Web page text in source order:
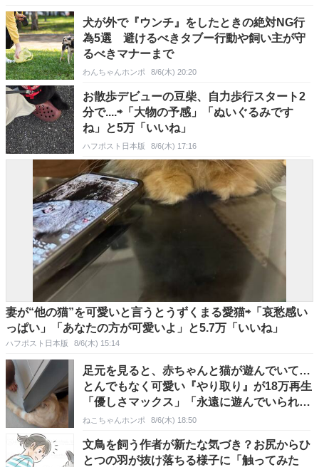
犬が外で『ウンチ』をしたときの絶対NG行
為5選 避けるべきタブー行動や飼い主が守
るべきマナーまで
わんちゃんホンポ 8/6(木) 20:20
お散歩デビューの豆柴、自力歩行スタート2
分で....⇨「大物の予感」「ぬいぐるみです
ね」と5万「いいね」
ハフポスト日本版 8/6(木) 17:16
妻が“他の猫”を可愛いと言うとうずくまる愛猫⇨「哀愁感い
っぱい」「あなたの方が可愛いよ」と5.7万「いいね」
ハフポスト日本版 8/6(木) 15:14
足元を見ると、赤ちゃんと猫が遊んでいて…
とんでもなく可愛い『やり取り』が18万再生
「優しさマックス」「永遠に遊んでいられる
ねｗ」
ねこちゃんホンポ 8/6(木) 18:50
文鳥を飼う作者が新たな気づき？お尻からひ
とつの羽が抜け落ちる様子に「触ってみた